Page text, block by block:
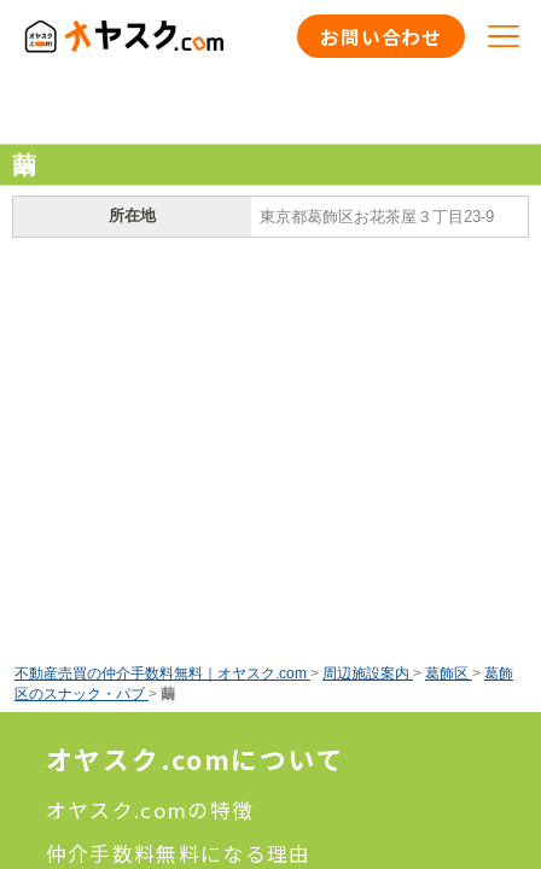
お問い合わせ
繭
所在地 東京都葛飾区お花茶屋３丁目23-9
不動産売買の仲介手数料無料｜オヤスク.com > 周辺施設案内 > 葛飾区 > 葛飾
区のスナック・パブ > 繭
オヤスク.comについて
オヤスク.comの特徴
仲介手数料無料になる理由